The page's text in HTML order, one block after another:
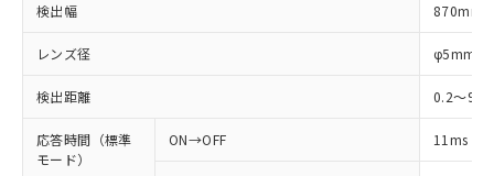
検出幅 870mm
レンズ径 φ5mm
検出距離 0.2～9m
応答時間（標準
モード）
ON→OFF 11ms